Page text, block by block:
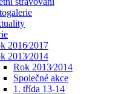
2016⁄2017
2013⁄2014
Rok 2013⁄2014
Společné akce
1. třída 13-14